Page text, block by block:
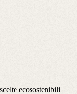
ecosostenibili